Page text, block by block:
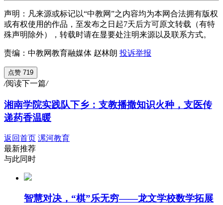
声明：凡来源或标记以“中教网”之内容均为本网合法拥有版权
或有权使用的作品，至发布之日起7天后方可原文转载（有特
殊声明除外），转载时请在显要处注明来源以及联系方式。
责编：中教网教育融媒体 赵林朗 投诉举报
点赞 719
/阅读下一篇/
湘南学院实践队下乡：支教播撒知识火种，支医传
递药香温暖
返回首页 漯河教育
最新推荐
与此同时
智慧对决，“棋”乐无穷——龙文学校数学拓展